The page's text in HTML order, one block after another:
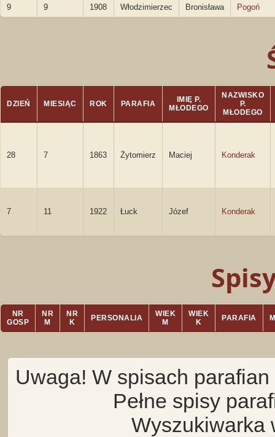
9 9 1908 Włodzimierzec Bronisława Pogoń
DZIEŃ MIESIĄC ROK PARAFIA
IMIĘ P.
MŁODEGO
NAZWISKO
P.
MŁODEGO
28 7 1863 Żytomierz Maciej Konderak
7 11 1922 Łuck Józef Konderak
NR
GOSP
NR
M
NR
K
PERSONALIA
WIEK
M
WIEK
K
PARAFIA
Uwaga! W spisach
Pełne spisy
Wyszukiwarka